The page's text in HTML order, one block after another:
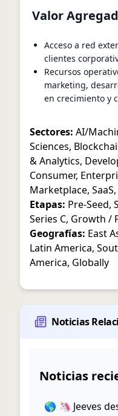
Valor
Acceso a red
clientes
Recursos
marketing,
en crecimiento y
Sectores: AI/
Sciences,
& Analytics,
Consumer,
Marketplace, SaaS,
Etapas: Pre-Seed,
Series C, Growth /
Geografías: East
Latin America,
America, Globally
Noticias
Noticias
🌎 🦄 Jeeves